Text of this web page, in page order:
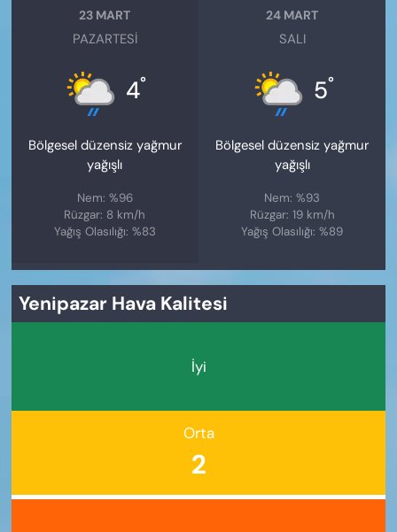
23 MART
PAZARTESI
4°
Bölgesel düzensiz yağmur
yağışlı
Nem: %96
Rüzgar: 8 km/h
Yağış Olasılığı: %83
24 MART
SALI
5°
Bölgesel düzensiz yağmur
yağışlı
Nem: %93
Rüzgar: 19 km/h
Yağış Olasılığı: %89
Yenipazar Hava Kalitesi
İyi
Orta
2